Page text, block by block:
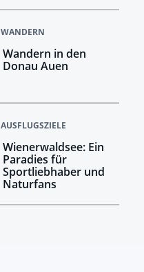
WANDERN
Wandern in den
Donau Auen
AUSFLUGSZIELE
Wienerwaldsee: Ein
Paradies für
Sportliebhaber und
Naturfans